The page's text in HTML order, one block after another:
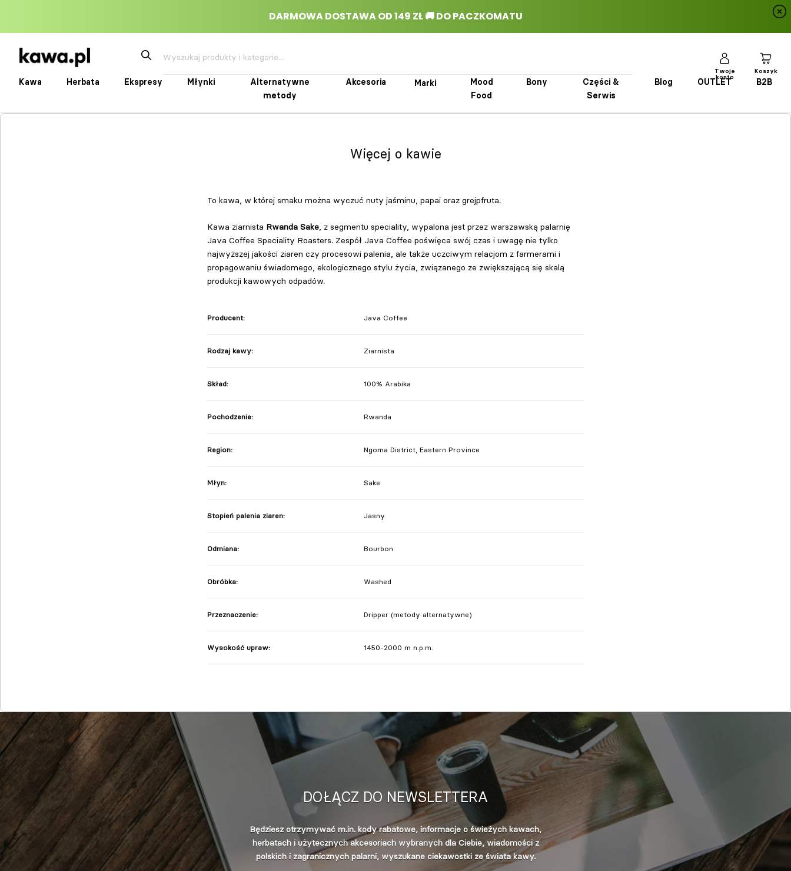
Przejdź
treści
Kawa Herbata Ekspresy Młynki
Alternatywne
metody
Akcesoria Marki
Mood
Food
Bony
Części &
Serwis
Blog OUTLET B2B
Twoje
konto
Koszyk
Więcej o kawie
To kawa, w której smaku można wyczuć nuty jaśminu, papai oraz grejpfruta.
Kawa ziarnista Rwanda Sake, z segmentu speciality, wypalona jest przez warszawską palarnię
Java Coffee Speciality Roasters. Zespół Java Coffee poświęca swój czas i uwagę nie tylko
najwyższej jakości ziaren czy procesowi palenia, ale także uczciwym relacjom z farmerami i
propagowaniu świadomego, ekologicznego stylu życia, związanego ze zwiększającą się skalą
produkcji kawowych odpadów.
Producent: Java Coffee
Rodzaj kawy: Ziarnista
Skład: 100% Arabika
Pochodzenie: Rwanda
Region: Ngoma District, Eastern Province
Młyn: Sake
Stopień palenia ziaren: Jasny
Odmiana: Bourbon
Obróbka: Washed
Przeznaczenie: Dripper (metody alternatywne)
Wysokość upraw: 1450-2000 m n.p.m.
DOŁĄCZ DO NEWSLETTERA
Będziesz otrzymywać m.in. kody rabatowe, informacje o świeżych kawach,
herbatach i użytecznych akcesoriach wybranych dla Ciebie, wiadomości z
polskich i zagranicznych palarni, wyszukane ciekawostki ze świata kawy.